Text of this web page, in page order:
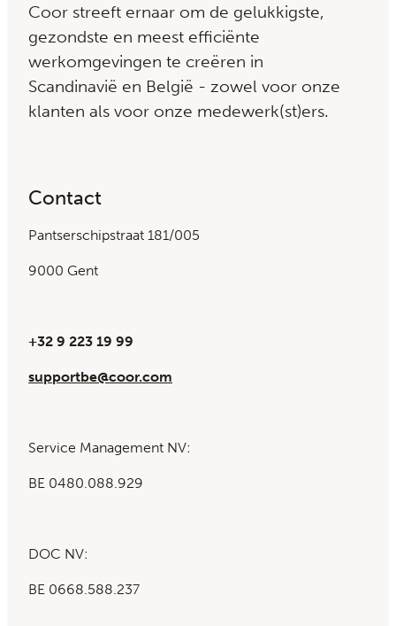
Coor streeft ernaar om de gelukkigste,
gezondste en meest efficiënte
werkomgevingen te creëren in
Scandinavië en België - zowel voor onze
klanten als voor onze medewerk(st)ers.
Contact
Pantserschipstraat 181/005
9000 Gent
+32 9 223 19 99
supportbe@coor.com
Service Management NV:
BE 0480.088.929
DOC NV:
BE 0668.588.237